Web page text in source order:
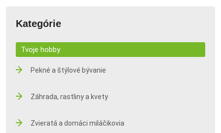
Kategórie
Tvoje hobby
Pekné a štýlové bývanie
Záhrada, rastliny a kvety
Zvieratá a domáci miláčikovia